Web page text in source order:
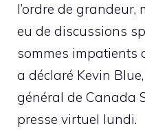
l’ordre de grandeur,
eu de discussions
sommes impatients
a déclaré Kevin
général de Canada
presse virtuel lundi.